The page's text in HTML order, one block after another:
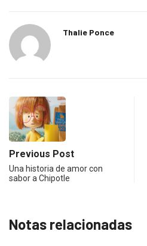
Thalie Ponce
Previous Post
Una historia de amor con
sabor a Chipotle
Notas relacionadas